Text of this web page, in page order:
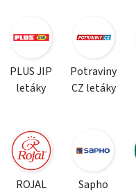
PLUS JIP
letáky
Potraviny
CZ letáky
ROJAL
Sapho